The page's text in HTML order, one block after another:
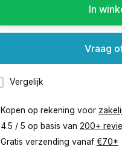
In
Vergelijk
Vraag
Kopen op rekening voor
4.5 / 5 op basis van 200+
Gratis verzending vanaf €70*